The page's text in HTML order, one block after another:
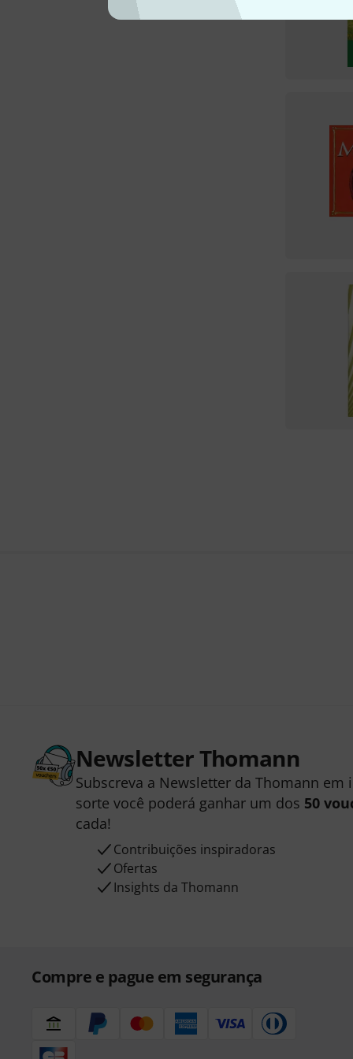
Newsletter Thomann
Subscreva a Newsletter da Thomann
sorte você poderá ganhar um dos 50
cada!
Contribuições inspiradoras
Ofertas
Insights da Thomann
Compre e pague em segurança